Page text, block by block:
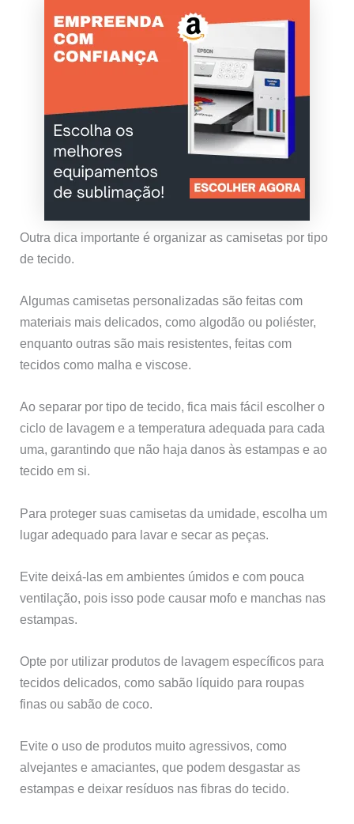
Outra dica importante é organizar as camisetas por tipo
de tecido.
Algumas camisetas personalizadas são feitas com
materiais mais delicados, como algodão ou poliéster,
enquanto outras são mais resistentes, feitas com
tecidos como malha e viscose.
Ao separar por tipo de tecido, fica mais fácil escolher o
ciclo de lavagem e a temperatura adequada para cada
uma, garantindo que não haja danos às estampas e ao
tecido em si.
Para proteger suas camisetas da umidade, escolha um
lugar adequado para lavar e secar as peças.
Evite deixá-las em ambientes úmidos e com pouca
ventilação, pois isso pode causar mofo e manchas nas
estampas.
Opte por utilizar produtos de lavagem específicos para
tecidos delicados, como sabão líquido para roupas
finas ou sabão de coco.
Evite o uso de produtos muito agressivos, como
alvejantes e amaciantes, que podem desgastar as
estampas e deixar resíduos nas fibras do tecido.